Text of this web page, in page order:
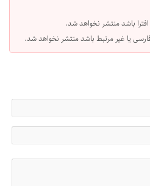
باشد منتشر نخواهد شد.
یا غیر مرتبط باشد منتشر نخواهد شد.